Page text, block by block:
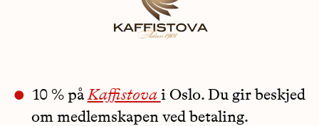
10 % påKaffistova i Oslo. Du gir beskjed
om medlemskapen ved betaling.